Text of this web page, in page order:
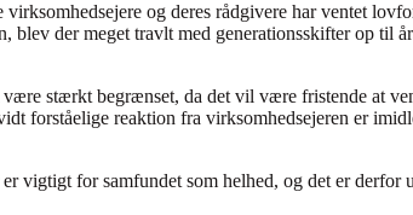
og deres rådgivere har ventet
blev der meget travlt med generationsskifter op
stærkt begrænset, da det vil være fristende at
forståelige reaktion fra virksomhedsejeren er
vigtigt for samfundet som helhed, og det er